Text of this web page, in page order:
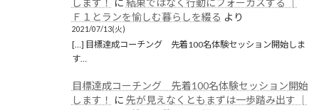
します！
に 結果ではなく行動にフォーカスする │
Ｆ１とランを愉しむ暮らしを綴る より
2021/07/13(火)
[…] 目標達成コーチング 先着100名体験セッション開始しま
す…
目標達成コーチング 先着100名体験セッション開始
します！
に 先が見えなくともまずは一歩踏み出す │